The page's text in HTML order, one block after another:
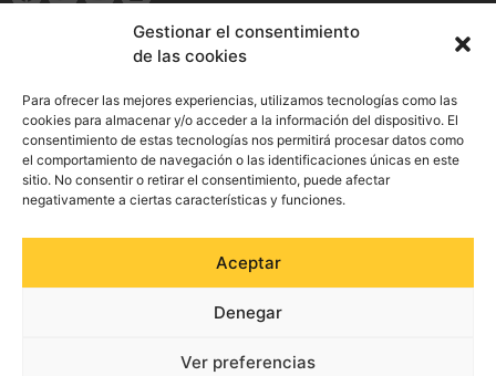
Gestionar el consentimiento
de las cookies
Para ofrecer las mejores experiencias, utilizamos tecnologías como las
cookies para almacenar y/o acceder a la información del dispositivo. El
consentimiento de estas tecnologías nos permitirá procesar datos como
el comportamiento de navegación o las identificaciones únicas en este
sitio. No consentir o retirar el consentimiento, puede afectar
negativamente a ciertas características y funciones.
Aceptar
Denegar
Ver preferencias
Política de Privacidad
Aviso Legal
Política de cookies
Política de Seguridad de la Información